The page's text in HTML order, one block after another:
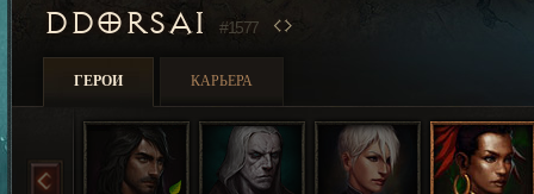
DDORSAI #1577
ГЕРОИ КАРЬЕРА